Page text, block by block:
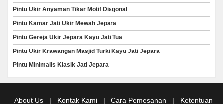
Pintu Ukir Anyaman Tikar Motif Diagonal
Pintu Kamar Jati Ukir Mewah Jepara
Pintu Gereja Ukir Jepara Kayu Jati Tua
Pintu Ukir Krawangan Masjid Turki Kayu Jati Jepara
Pintu Minimalis Klasik Jati Jepara
About Us | Kontak Kami | Cara Pemesanan | Ketentuan